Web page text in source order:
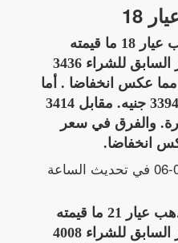
18
بلغ آخر سعر لشراء الذهب عيار 18 ما قيمته
3416 جنيه، وسجل السعر السابق للشراء 3436
بلغ -20 جنيه مما عكس انخفاضا . أما
عن أخر سعر للبيع فكان 3394 جنيه. مقابل 3414
والفرق في سعر
تراجع سعر الذهب اليوم 2025-02-06 في تحديث الساعة
وصل آخر سعر لشراء الذهب عيار 21 ما قيمته
3985 جنيه، وسجل السعر السابق للشراء 4008